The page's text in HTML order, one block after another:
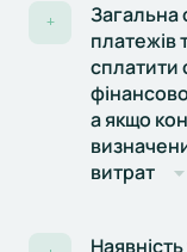
+
Загальна
платежів
сплатити
а якщо
витрат